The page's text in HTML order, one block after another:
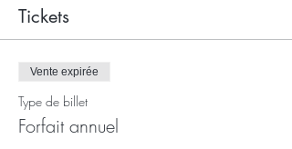
Tickets
Vente expirée
Type de billet
Forfait annuel